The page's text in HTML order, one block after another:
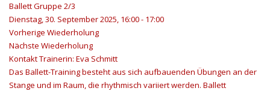
Ballett Gruppe 2/3
Dienstag, 30. September 2025, 16:00 - 17:00
Vorherige Wiederholung
Nächste Wiederholung
KontaktTrainerin: Eva Schmitt
Das Ballett-Training besteht aus sich aufbauenden Übungen an der
Stange und im Raum, die rhythmisch variiert werden. Ballett